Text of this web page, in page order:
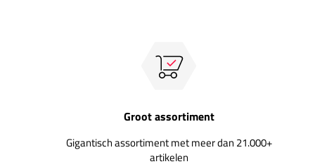
Groot assortiment
Gigantisch assortiment met meer dan 21.000+
artikelen